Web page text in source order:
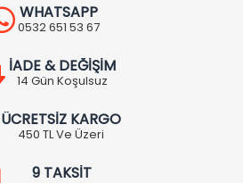
WHATSAPP
0532 651 53 67
İADE & DEĞİŞİM
14 Gün Koşulsuz
ÜCRETSİZ KARGO
450 TL Ve Üzeri
9 TAKSİT